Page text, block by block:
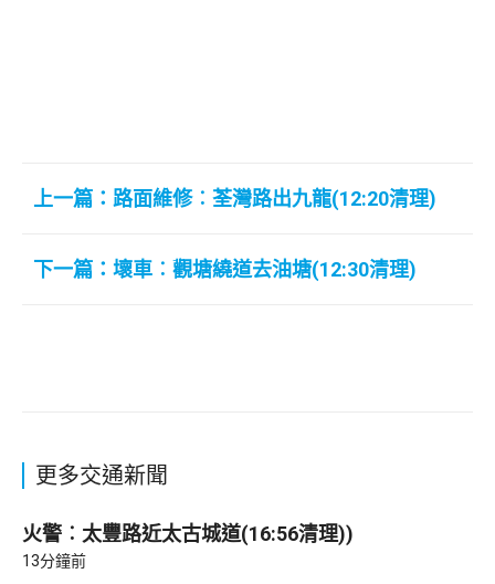
上一篇：路面維修︰荃灣路出九龍(12:20清理)
下一篇：壞車︰觀塘繞道去油塘(12:30清理)
更多交通新聞
火警︰太豐路近太古城道(16:56清理))
13分鐘前